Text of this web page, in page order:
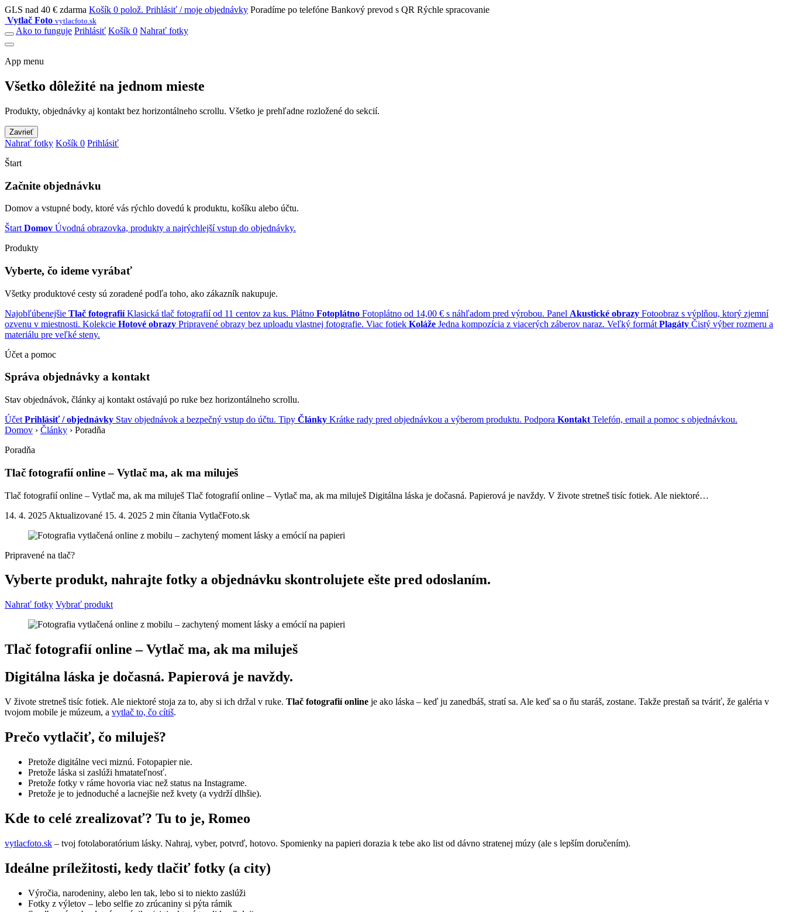
GLS nad 40 € zdarma Košík 0 polož. Prihlásiť / moje objednávky Poradíme po telefóne Bankový prevod s QR Rýchle spracovanie
Vytlač Foto vytlacfoto.sk
Ako to funguje Prihlásiť Košík 0 Nahrať fotky
App menu
Všetko dôležité na jednom mieste
Produkty, objednávky aj kontakt bez horizontálneho scrollu. Všetko je prehľadne rozložené do sekcií.
Zavrieť
Nahrať fotky Košík 0 Prihlásiť
Štart
Začnite objednávku
Domov a vstupné body, ktoré vás rýchlo dovedú k produktu, košíku alebo účtu.
Štart Domov Úvodná obrazovka, produkty a najrýchlejší vstup do objednávky.
Produkty
Vyberte, čo ideme vyrábať
Všetky produktové cesty sú zoradené podľa toho, ako zákazník nakupuje.
Najobľúbenejšie Tlač fotografií Klasická tlač fotografií od 11 centov za kus. Plátno Fotoplátno Fotoplátno od 14,00 € s náhľadom pred výrobou. Panel Akustické obrazy Fotoobraz s výplňou, ktorý zjemní
ozvenu v miestnosti. Kolekcie Hotové obrazy Pripravené obrazy bez uploadu vlastnej fotografie. Viac fotiek Koláže Jedna kompozícia z viacerých záberov naraz. Veľký formát Plagáty Čistý výber rozmeru a
materiálu pre veľké steny.
Účet a pomoc
Správa objednávky a kontakt
Stav objednávok, články aj kontakt ostávajú po ruke bez horizontálneho scrollu.
Účet Prihlásiť / objednávky Stav objednávok a bezpečný vstup do účtu. Tipy Články Krátke rady pred objednávkou a výberom produktu. Podpora Kontakt Telefón, email a pomoc s objednávkou.
Domov › Články › Poradňa
Poradňa
Tlač fotografií online – Vytlač ma, ak ma miluješ
Tlač fotografií online – Vytlač ma, ak ma miluješ Tlač fotografií online – Vytlač ma, ak ma miluješ Digitálna láska je dočasná. Papierová je navždy. V živote stretneš tisíc fotiek. Ale niektoré…
14. 4. 2025 Aktualizované 15. 4. 2025 2 min čítania VytlačFoto.sk
Pripravené na tlač?
Vyberte produkt, nahrajte fotky a objednávku skontrolujete ešte pred odoslaním.
Nahrať fotky Vybrať produkt
Tlač fotografií online – Vytlač ma, ak ma miluješ
Digitálna láska je dočasná. Papierová je navždy.
V živote stretneš tisíc fotiek. Ale niektoré stoja za to, aby si ich držal v ruke. Tlač fotografií online je ako láska – keď ju zanedbáš, stratí sa. Ale keď sa o ňu staráš, zostane. Takže prestaň sa tváriť, že galéria v
tvojom mobile je múzeum, a vytlač to, čo cítiš.
Prečo vytlačiť, čo miluješ?
Pretože digitálne veci miznú. Fotopapier nie.
Pretože láska si zaslúži hmatateľnosť.
Pretože fotky v ráme hovoria viac než status na Instagrame.
Pretože je to jednoduché a lacnejšie než kvety (a vydrží dlhšie).
Kde to celé zrealizovať? Tu to je, Romeo
vytlacfoto.sk – tvoj fotolaboratórium lásky. Nahraj, vyber, potvrď, hotovo. Spomienky na papieri dorazia k tebe ako list od dávno stratenej múzy (ale s lepším doručením).
Ideálne príležitosti, kedy tlačiť fotky (a city)
Výročia, narodeniny, alebo len tak, lebo si to niekto zaslúži
Fotky z výletov – lebo selfie zo zrúcaniny si pýta rámik